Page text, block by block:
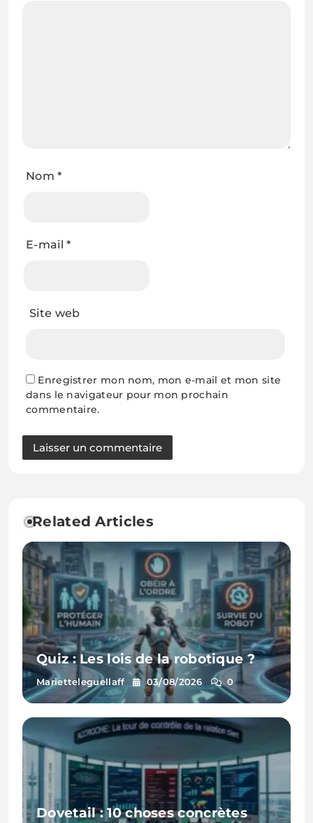
Nom*
E-mail*
Site web
Enregistrer mon nom, mon e-mail et mon site
dans le navigateur pour mon prochain
commentaire.
Related Articles
Quiz : Les lois de la robotique ?
Marietteleguellaff 03/08/2026 0
Dovetail : 10 choses concrètes